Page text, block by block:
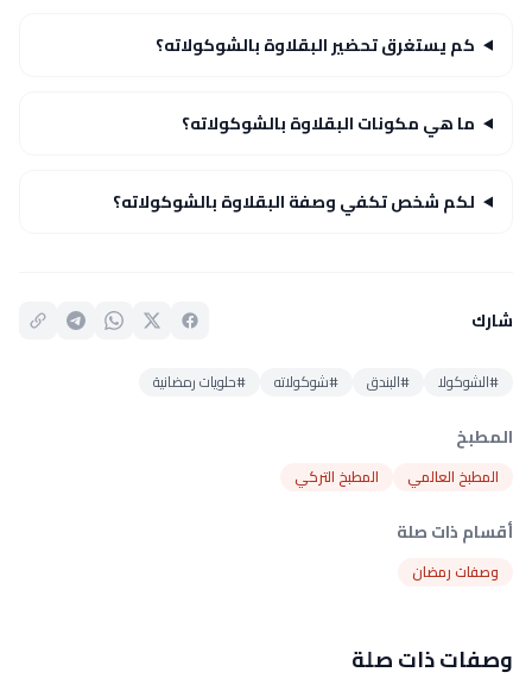
كم يستغرق تحضير البقلاوة بالشوكولاته؟
ما هي مكونات البقلاوة بالشوكولاته؟
لكم شخص تكفي وصفة البقلاوة بالشوكولاته؟
شارك
#الشوكولا #البندق #شوكولاته #حلويات رمضانية
المطبخ
المطبخ العالمي المطبخ التركي
أقسام ذات صلة
وصفات رمضان
وصفات ذات صلة